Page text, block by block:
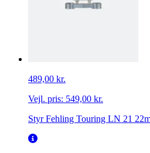
489,00 kr.
Vejl. pris: 549,00 kr.
Styr Fehling Touring LN 21